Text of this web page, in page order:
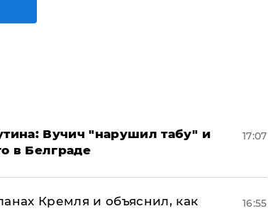
Вучич "нарушил табу" и
в Белграде
17:07
Кремля и объяснил, как
16:55